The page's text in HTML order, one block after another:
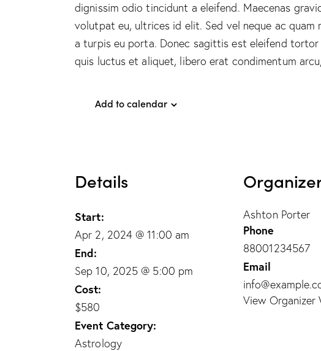
dignissim odio tincidunt a eleifend. Maecenas
volutpat eu, ultrices id elit. Sed vel neque ac quam
a turpis eu porta. Donec sagittis est eleifend
quis luctus et aliquet, libero erat condimentum
Add to calendar
Details
Start:
Apr 2, 2024 @ 11:00 am
End:
Sep 10, 2025 @ 5:00 pm
Cost:
$580
Event Category:
Astrology
Ashton Porter
Phone
88001234567
Email
View Organizer